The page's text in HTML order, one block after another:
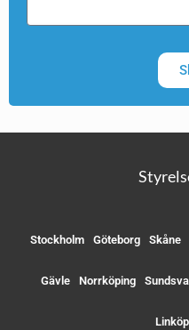
Stockholm Göteborg Skåne
Gävle Norrköping Sundsvall